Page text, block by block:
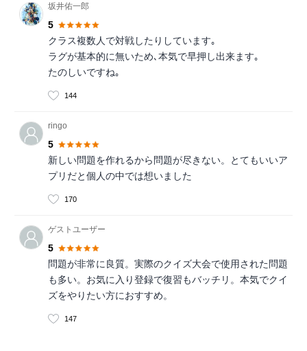
坂井佑一郎
5
クラス複数人で対戦したりしています｡
ラグが基本的に無いため､本気で早押し出来ます｡
たのしいですね｡
144
ringo
5
新しい問題を作れるから問題が尽きない。とてもいいア
プリだと個人の中では想いました
170
ゲストユーザー
5
問題が非常に良質。実際のクイズ大会で使用された問題
も多い。お気に入り登録で復習もバッチリ。本気でクイ
ズをやりたい方におすすめ。
147